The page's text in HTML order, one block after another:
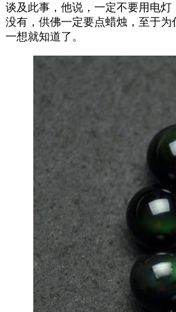
谈及此事，他说，一定不要用电灯
没有，供佛一定要点蜡烛，至于
一想就知道了。